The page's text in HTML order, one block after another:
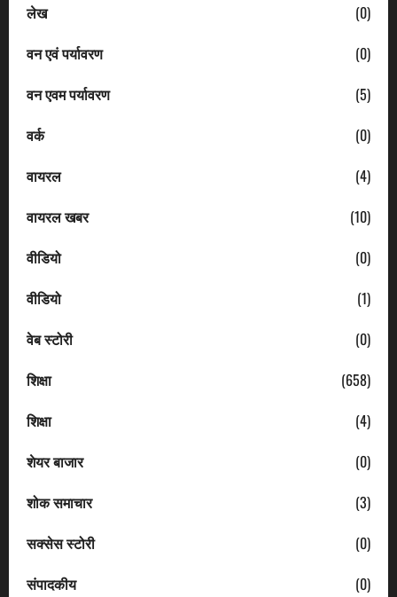
लेख
(0)
वन एवं पर्यावरण
(0)
वन एवम पर्यावरण
(5)
वर्क
(0)
वायरल
(4)
वायरल खबर
(10)
वीडियो
(0)
वीडियो
(1)
वेब स्टोरी
(0)
शिक्षा
(658)
शिक्षा
(4)
शेयर बाजार
(0)
शोक समाचार
(3)
सक्सेस स्टोरी
(0)
संपादकीय
(0)